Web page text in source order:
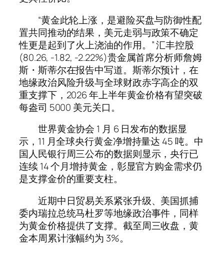
“黄金此轮上涨，是避险买盘与防御性配
置共同推动的结果，美元走弱与政策不确定
性更是起到了火上浇油的作用。” 汇丰控股
(80.26, -1.82, -2.22%)贵金属首席分析师詹姆
斯・斯蒂尔在报告中写道。斯蒂尔预计，在
地缘政治风险升级与全球财政赤字高企的双
重支撑下，2026 年上半年黄金价格有望突破
每盎司 5000 美元关口。
世界黄金协会 1 月 6 日发布的数据显
示，11 月全球央行黄金净增持量达 45 吨。中
国人民银行周三公布的数据则显示，央行已
连续 14 个月增持黄金，彰显官方购金需求仍
是支撑金价的重要支柱。
近期中日贸易关系紧张升级、美国抓捕
委内瑞拉总统马杜罗等地缘政治事件，同样
为黄金价格提供了支撑。截至周三收盘，黄
金本周累计涨幅约为 3%。